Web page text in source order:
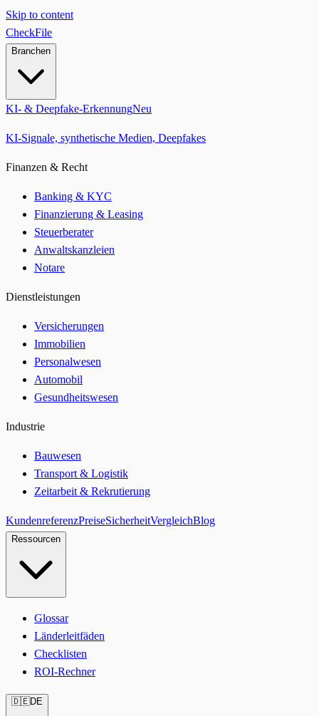
Skip to content
CheckFile
Branchen
KI- & Deepfake-ErkennungNeu
KI-Signale, synthetische Medien, Deepfakes
Finanzen & Recht
Banking & KYC
Finanzierung & Leasing
Steuerberater
Anwaltskanzleien
Notare
Dienstleistungen
Versicherungen
Immobilien
Personalwesen
Automobil
Gesundheitswesen
Industrie
Bauwesen
Transport & Logistik
Zeitarbeit & Rekrutierung
KundenreferenzPreiseSicherheitVergleichBlog
Ressourcen
Glossar
Länderleitfäden
Checklisten
ROI-Rechner
🇩🇪DE